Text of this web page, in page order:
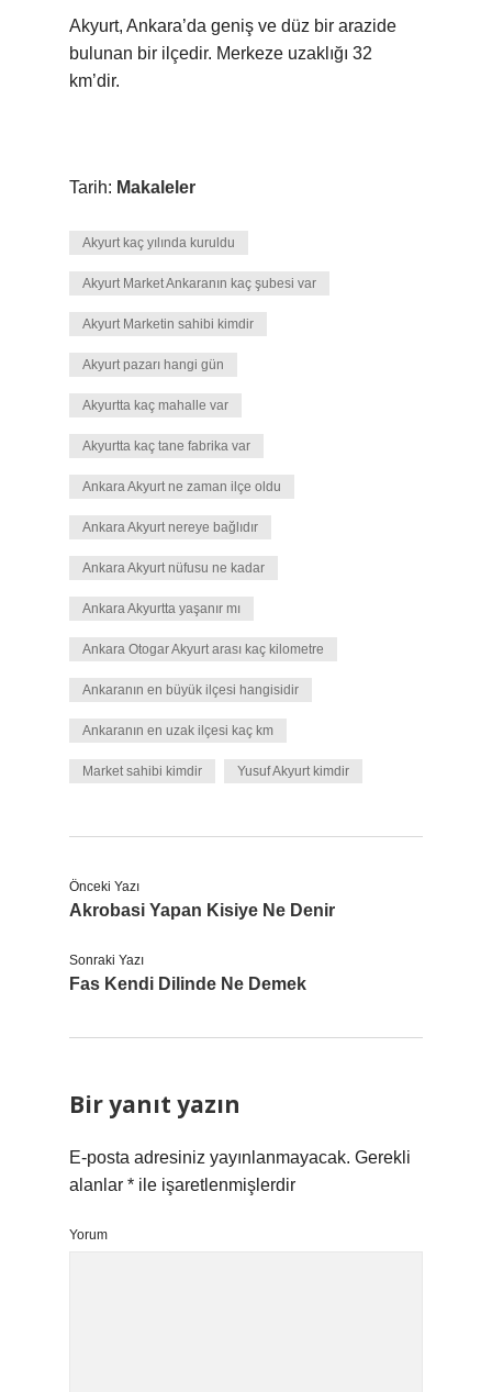
Akyurt, Ankara’da geniş ve düz bir arazide
bulunan bir ilçedir. Merkeze uzaklığı 32
km’dir.
Tarih: Makaleler
Akyurt kaç yılında kuruldu
Akyurt Market Ankaranın kaç şubesi var
Akyurt Marketin sahibi kimdir
Akyurt pazarı hangi gün
Akyurtta kaç mahalle var
Akyurtta kaç tane fabrika var
Ankara Akyurt ne zaman ilçe oldu
Ankara Akyurt nereye bağlıdır
Ankara Akyurt nüfusu ne kadar
Ankara Akyurtta yaşanır mı
Ankara Otogar Akyurt arası kaç kilometre
Ankaranın en büyük ilçesi hangisidir
Ankaranın en uzak ilçesi kaç km
Market sahibi kimdir Yusuf Akyurt kimdir
Önceki Yazı
Akrobasi Yapan Kisiye Ne Denir
Sonraki Yazı
Fas Kendi Dilinde Ne Demek
Bir yanıt yazın
E-posta adresiniz yayınlanmayacak. Gerekli
alanlar * ile işaretlenmişlerdir
Yorum